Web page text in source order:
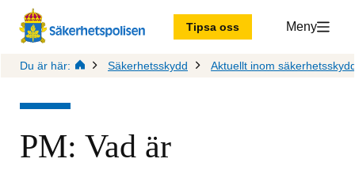
Tipsa oss Meny
Du är här: Säkerhetsskydd Aktuellt inom
PM: Vad är